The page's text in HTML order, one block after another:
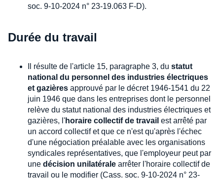
soc. 9-10-2024 n° 23-19.063 F-D).
Durée du travail
Il résulte de l'article 15, paragraphe 3, du statut
national du personnel des industries électriques
et gazières approuvé par le décret 1946-1541 du 22
juin 1946 que dans les entreprises dont le personnel
relève du statut national des industries électriques et
gazières, l'horaire collectif de travail est arrêté par
un accord collectif et que ce n'est qu'après l'échec
d'une négociation préalable avec les organisations
syndicales représentatives, que l'employeur peut par
une décision unilatérale arrêter l'horaire collectif de
travail ou le modifier (Cass. soc. 9-10-2024 n° 23-